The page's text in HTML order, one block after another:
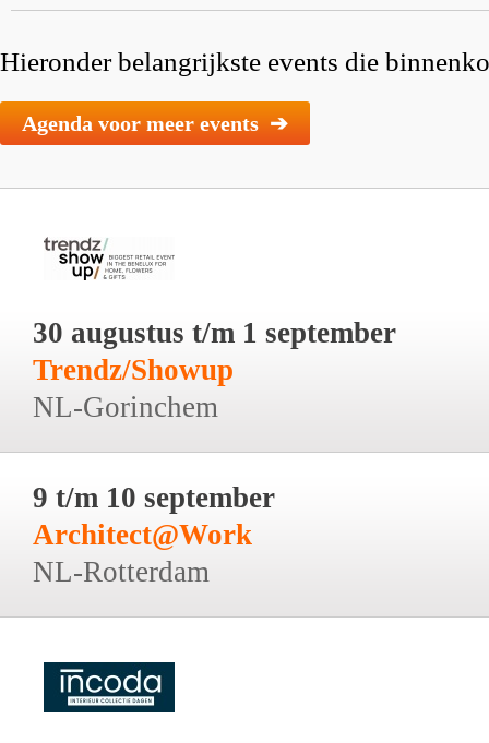
Hieronder belangrijkste events die
Agenda voor meer events ➔
30 augustus t/m 1 september
Trendz/Showup
NL-Gorinchem
9 t/m 10 september
Architect@Work
NL-Rotterdam